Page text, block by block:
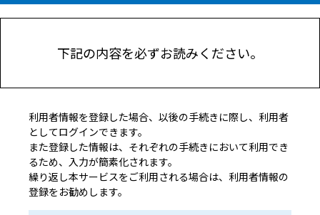
下記の内容を必ずお読みください。
利用者情報を登録した場合、以後の手続きに際し、利用者
としてログインできます。
また登録した情報は、それぞれの手続きにおいて利用でき
るため、入力が簡素化されます。
繰り返し本サービスをご利用される場合は、利用者情報の
登録をお勧めします。